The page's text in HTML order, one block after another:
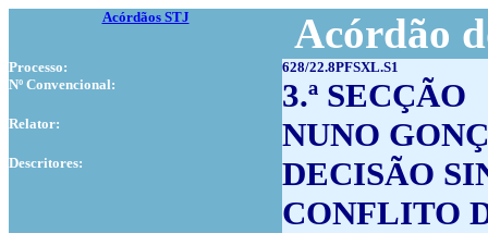
Acórdãos STJ Acórdão
Processo:
628/22.8PFSXL.S1
Nº Convencional:
3.ª SECÇÃO
Relator: NUNO
Descritores:
DECISÃO
CONFLITO